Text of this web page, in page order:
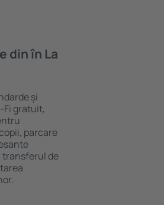
din în La
și
Fi gratuit,
parcare
transferul de